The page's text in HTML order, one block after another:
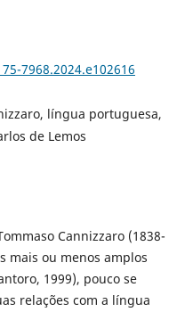
7968.2024.e102616
língua portuguesa,
de Lemos
Cannizzaro (1838-
mais ou menos amplos
1999), pouco se
relações com a língua